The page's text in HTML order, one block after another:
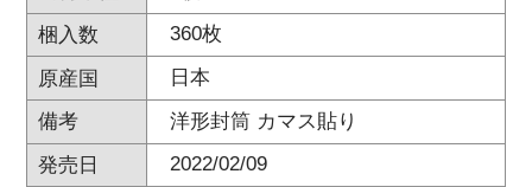
梱入数
360枚
原産国
日本
備考
洋形封筒 カマス貼り
発売日
2022/02/09